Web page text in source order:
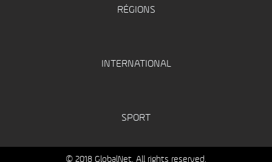
RÉGIONS
INTERNATIONAL
SPORT
© 2018 GlobalNet. All rights reserved.